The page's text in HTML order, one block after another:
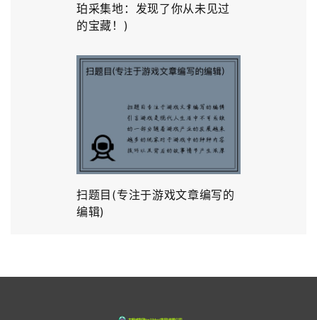
珀采集地：发现了你从未见过
的宝藏！)
扫题目(专注于游戏文章编写的
编辑)